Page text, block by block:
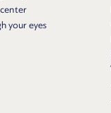
your eyes